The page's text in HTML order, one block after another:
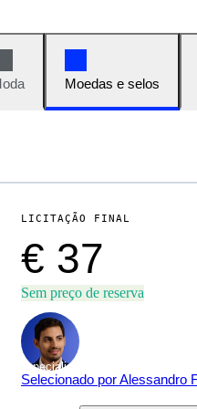
Moedas e selos
LICITAÇÃO FINAL
€ 37
Sem preço de reserva
Especialista
Selecionado por Alessandro